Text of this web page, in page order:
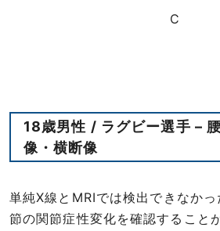
C
18歳男性 / ラグビー選手 –
像・横断像
単純X線とMRIでは検出できなか
節の関節症性変化を確認すること